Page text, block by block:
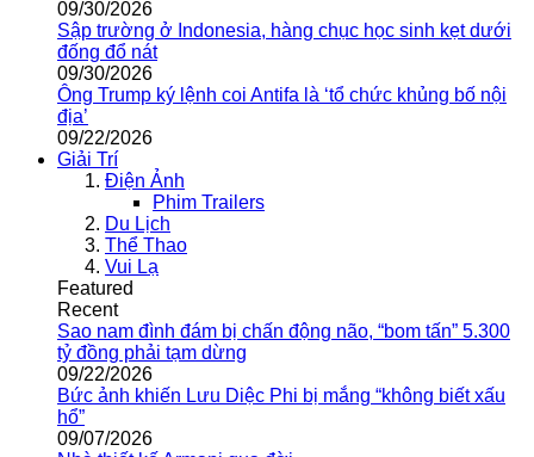
09/30/2026
Sập trường ở Indonesia, hàng chục học sinh kẹt dưới
đống đổ nát
09/30/2026
Ông Trump ký lệnh coi Antifa là ‘tổ chức khủng bố nội
địa’
09/22/2026
Giải Trí
Điện Ảnh
Phim Trailers
Du Lịch
Thể Thao
Vui Lạ
Featured
Recent
Sao nam đình đám bị chấn động não, “bom tấn” 5.300
tỷ đồng phải tạm dừng
09/22/2026
Bức ảnh khiến Lưu Diệc Phi bị mắng “không biết xấu
hổ”
09/07/2026